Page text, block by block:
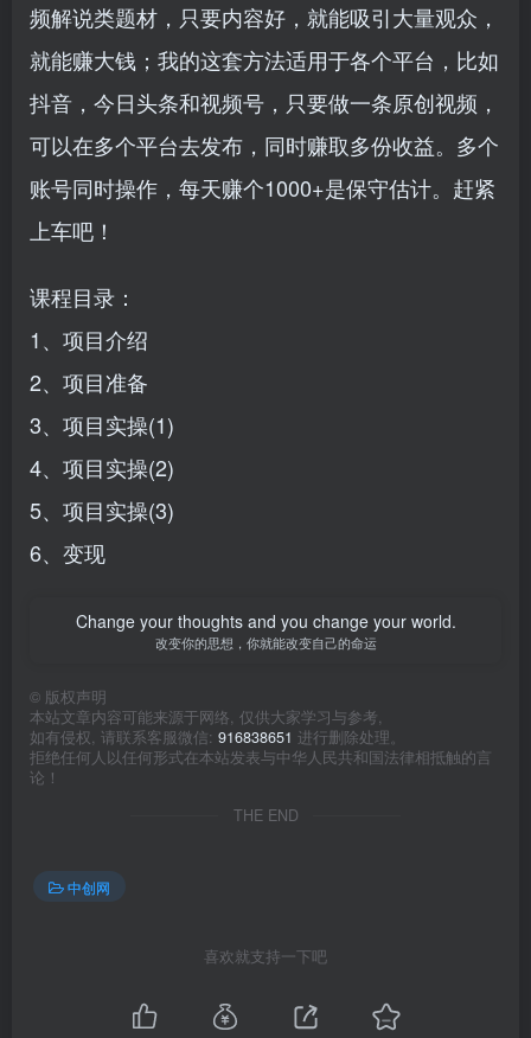
频解说类题材，只要内容好，就能吸引大量观众，
就能赚大钱；我的这套方法适用于各个平台，比如
抖音，今日头条和视频号，只要做一条原创视频，
可以在多个平台去发布，同时赚取多份收益。多个
账号同时操作，每天赚个1000+是保守估计。赶紧
上车吧！
课程目录：
1、项目介绍
2、项目准备
3、项目实操(1)
4、项目实操(2)
5、项目实操(3)
6、变现
Change your thoughts and you change your world.
改变你的思想，你就能改变自己的命运
© 版权声明
本站文章内容可能来源于网络, 仅供大家学习与参考,
如有侵权, 请联系客服微信: 916838651 进行删除处理。
拒绝任何人以任何形式在本站发表与中华人民共和国法律相抵触的言
论！
THE END
中创网
喜欢就支持一下吧